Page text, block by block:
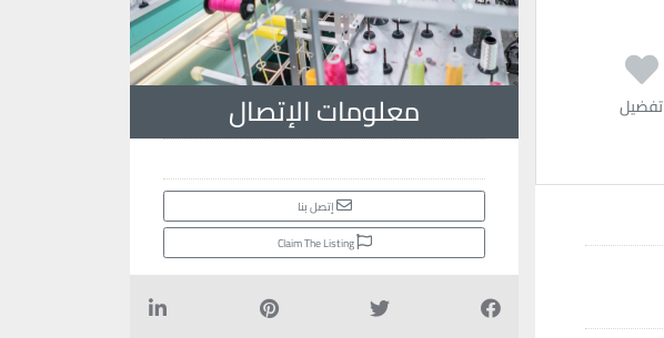
تفضيل معلومات الإتصال
إتصل بنا
Claim The Listing